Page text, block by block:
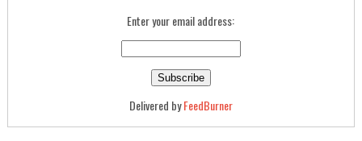
Enter your email address:
Delivered byFeedBurner